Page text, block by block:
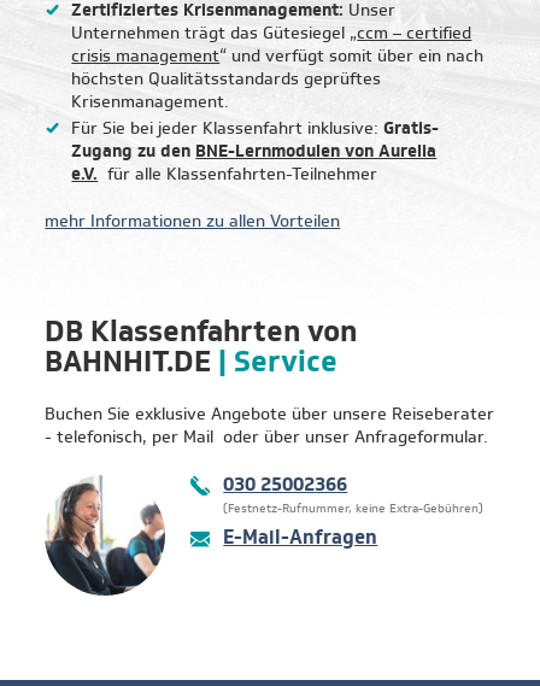
Zertifiziertes Krisenmanagement: Unser
Unternehmen trägt das Gütesiegel „ccm – certified
crisis management“ und verfügt somit über ein nach
höchsten Qualitätsstandards geprüftes
Krisenmanagement.
Für Sie bei jeder Klassenfahrt inklusive:Gratis-
Zugang zu den BNE-Lernmodulen von Aurelia
e.V.
für alle Klassenfahrten-Teilnehmer
mehr Informationen zu allen Vorteilen
DB Klassenfahrten von
BAHNHIT.DE
| Service
Buchen Sie exklusive Angebote über unsere Reiseberater
- telefonisch, per Mail oder über unser Anfrageformular.
030 25002366
(Festnetz-Rufnummer, keine Extra-Gebühren)
E-Mail-Anfragen